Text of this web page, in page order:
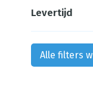
Levertijd
Alle filters